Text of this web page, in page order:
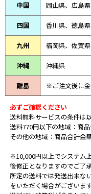
中国 岡山県、広島
四国 香川県、徳島
九州 福岡県、佐賀
沖縄 沖縄県
離島 ※ご注文後に
必ずご確認ください
送料無料サービスの条件は
送料770円以下の地域：商
その他の地域：商品合計金
※10,000円以上でシステム
後修正となりますのでご了
所定の送料では発送出来な
をいただく場合がございます